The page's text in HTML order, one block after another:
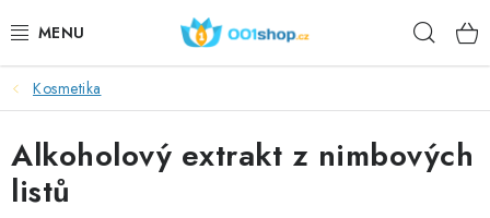
na
DOPLŇKY STRAVY
KOSMETIKA
SPORT
Kosmetika
Alkoholový extrakt z nimbových
listů